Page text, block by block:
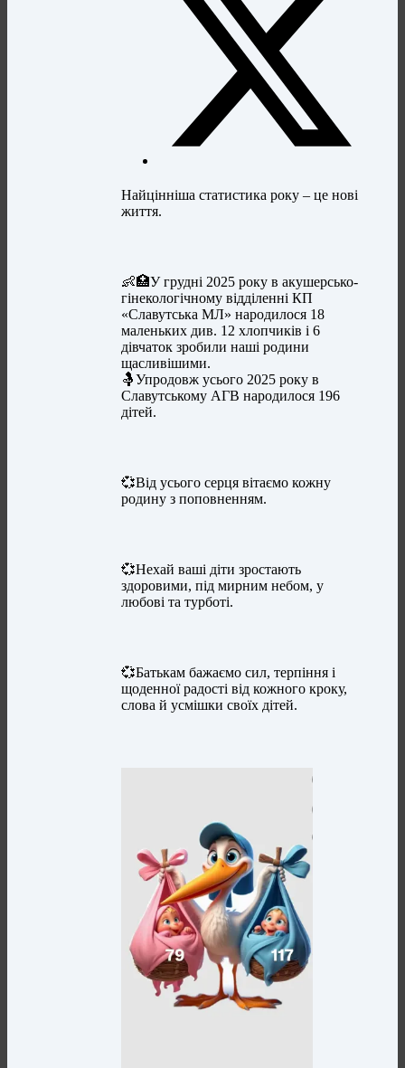
Найцінніша статистика року – це нові
життя.
👶🏥У грудні 2025 року в акушерсько-
гінекологічному відділенні КП
«Славутська МЛ» народилося 18
маленьких див. 12 хлопчиків і 6
дівчаток зробили наші родини
щасливішими.
🤱Упродовж усього 2025 року в
Славутському АГВ народилося 196
дітей.
💞Від усього серця вітаємо кожну
родину з поповненням.
💞Нехай ваші діти зростають
здоровими, під мирним небом, у
любові та турботі.
💞Батькам бажаємо сил, терпіння і
щоденної радості від кожного кроку,
слова й усмішки своїх дітей.